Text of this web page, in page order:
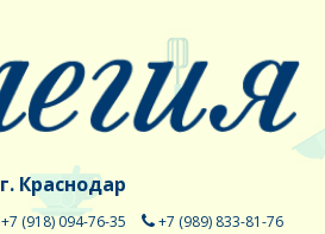
г. Краснодар
+7 (918) 094-76-35
+7 (989) 833-81-76